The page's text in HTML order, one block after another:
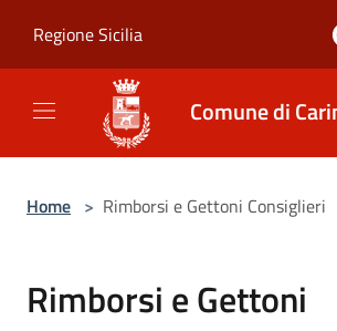
Regione Sicilia
Comune di
Home > Rimborsi e Gettoni Consiglieri
Rimborsi e Gettoni